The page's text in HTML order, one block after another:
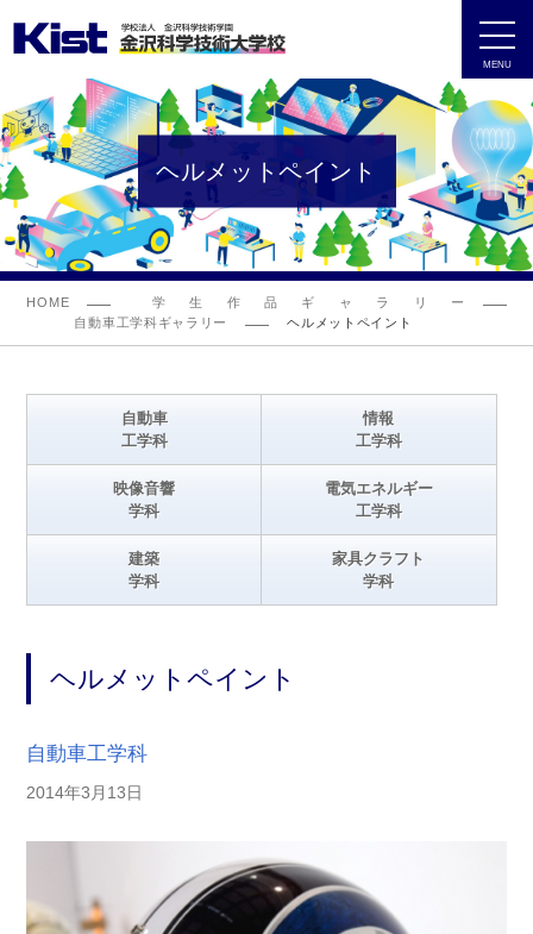
MENU
ヘルメットペイント
HOME
学生作品ギャラリー
自動車工学科ギャラリー
ヘルメットペイント
自動車
工学科
情報
工学科
映像音響
学科
電気エネルギー
工学科
建築
学科
家具クラフト
学科
ヘルメットペイント
自動車工学科
2014年3月13日